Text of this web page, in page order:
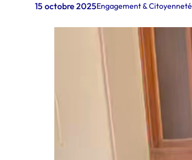
15 octobre 2025Engagement & Citoyenneté